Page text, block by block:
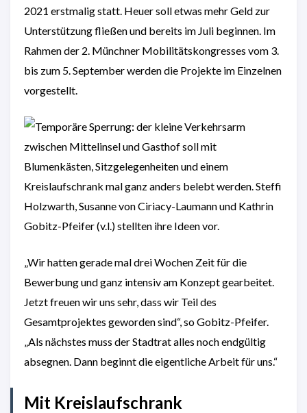
2021 erstmalig statt. Heuer soll etwas mehr Geld zur
Unterstützung fließen und bereits im Juli beginnen. Im
Rahmen der 2. Münchner Mobilitätskongresses vom 3.
bis zum 5. September werden die Projekte im Einzelnen
vorgestellt.
„Wir hatten gerade mal drei Wochen Zeit für die
Bewerbung und ganz intensiv am Konzept gearbeitet.
Jetzt freuen wir uns sehr, dass wir Teil des
Gesamtprojektes geworden sind“, so Gobitz-Pfeifer.
„Als nächstes muss der Stadtrat alles noch endgültig
absegnen. Dann beginnt die eigentliche Arbeit für uns.“
Mit Kreislaufschrank